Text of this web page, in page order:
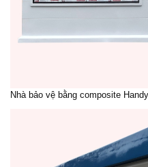
Nhà bảo vệ bằng composite